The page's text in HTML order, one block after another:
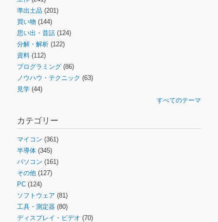
準出土品 (201)
買い物 (144)
思い出・昔話 (124)
分解・解析 (122)
資料 (112)
プログラミング (86)
ノウハウ・テクニック (63)
見学 (44)
すべてのテーマ
カテゴリー
マイコン (361)
半導体 (345)
パソコン (161)
その他 (127)
PC (124)
ソフトウェア (81)
工具・測定器 (80)
ディスプレイ・ビデオ (70)